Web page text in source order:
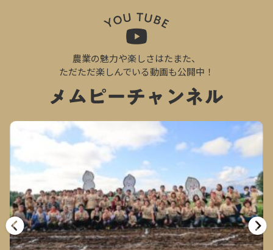
農業の魅力や楽しさはたまた、
ただただ楽しんでいる動画も公開中！